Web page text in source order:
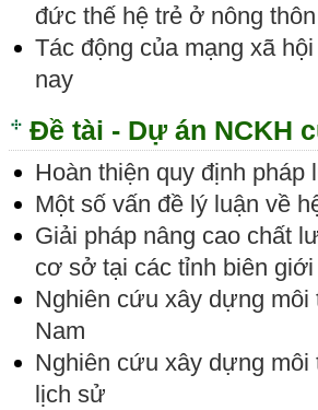
đức thế hệ trẻ ở nông
Tác động của mạng xã
nay
Đề tài - Dự án NCKH
Hoàn thiện quy định pháp
Một số vấn đề lý luận về
Giải pháp nâng cao chất
cơ sở tại các tỉnh biên
Nghiên cứu xây dựng
Nam
Nghiên cứu xây dựng
lịch sử